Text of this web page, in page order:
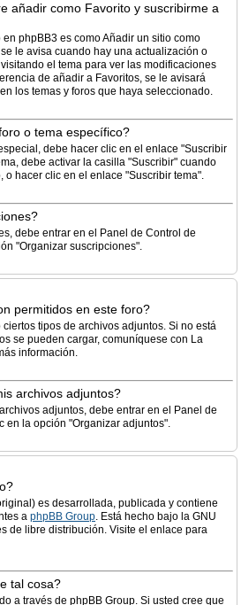
añadir como Favorito y suscribirme a
phpBB3 es como Añadir un sitio como
le avisa cuando hay una actualización o
el tema para ver las modificaciones
de añadir a Favoritos, se le avisará
los temas y foros que haya seleccionado.
o tema específico?
debe hacer clic en el enlace "Suscribir
debe activar la casilla "Suscribir" cuando
o hacer clic en el enlace "Suscribir tema".
debe entrar en el Panel de Control de
"Organizar suscripciones".
permitidos en este foro?
tipos de archivos adjuntos. Si no está
se pueden cargar, comuníquese con La
información.
archivos adjuntos?
adjuntos, debe entrar en el Panel de
en la opción "Organizar adjuntos".
es desarrollada, publicada y contiene
a phpBB Group. Está hecho bajo la GNU
de libre distribución. Visite el enlace para
tal cosa?
a través de phpBB Group. Si usted cree que